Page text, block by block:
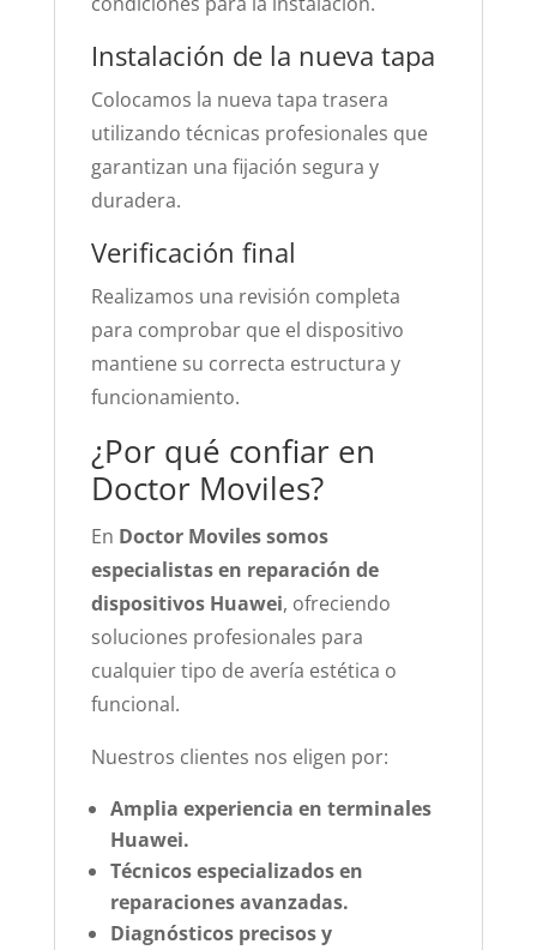
Instalación de la nueva tapa
Colocamos la nueva tapa trasera
utilizando técnicas profesionales que
garantizan una fijación segura y
duradera.
Verificación final
Realizamos una revisión completa
para comprobar que el dispositivo
mantiene su correcta estructura y
funcionamiento.
¿Por qué confiar en
Doctor Moviles?
En Doctor Moviles somos
especialistas en reparación de
dispositivos Huawei, ofreciendo
soluciones profesionales para
cualquier tipo de avería estética o
funcional.
Nuestros clientes nos eligen por:
Amplia experiencia en terminales
Huawei.
Técnicos especializados en
reparaciones avanzadas.
Diagnósticos precisos y